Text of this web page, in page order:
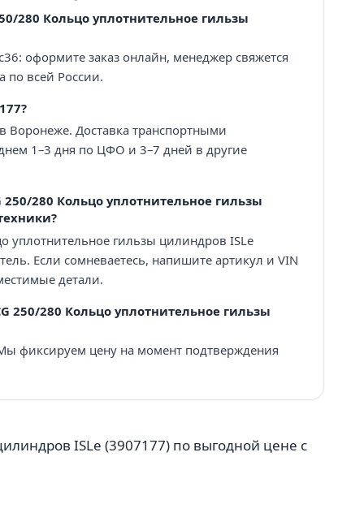
280 Кольцо уплотнительное гильзы
оформите заказ онлайн, менеджер свяжется
по всей России.
Воронеже. Доставка транспортными
1–3 дня по ЦФО и 3–7 дней в другие
280 Кольцо уплотнительное гильзы
уплотнительное гильзы цилиндров ISLe
Если сомневаетесь, напишите артикул и VIN
детали.
250/280 Кольцо уплотнительное гильзы
фиксируем цену на момент подтверждения
ISLe (3907177) по выгодной цене с